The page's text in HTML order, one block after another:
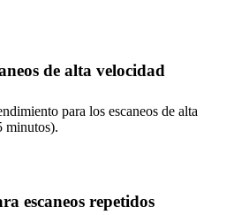
de alta velocidad
para los escaneos de alta
minutos).
escaneos repetidos